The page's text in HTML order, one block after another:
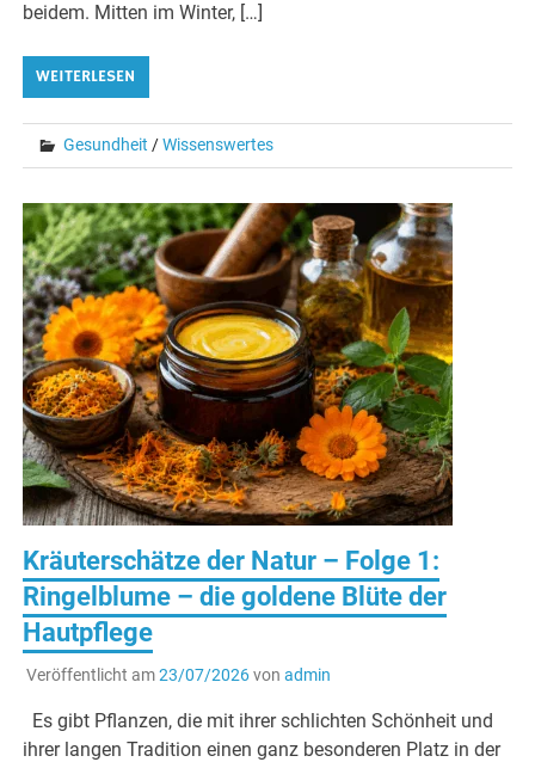
beidem. Mitten im Winter, […]
WEITERLESEN
Gesundheit /Wissenswertes
Kräuterschätze der Natur – Folge 1:
Ringelblume – die goldene Blüte der
Hautpflege
Veröffentlicht am23/07/2026von admin
Es gibt Pflanzen, die mit ihrer schlichten Schönheit und
ihrer langen Tradition einen ganz besonderen Platz in der